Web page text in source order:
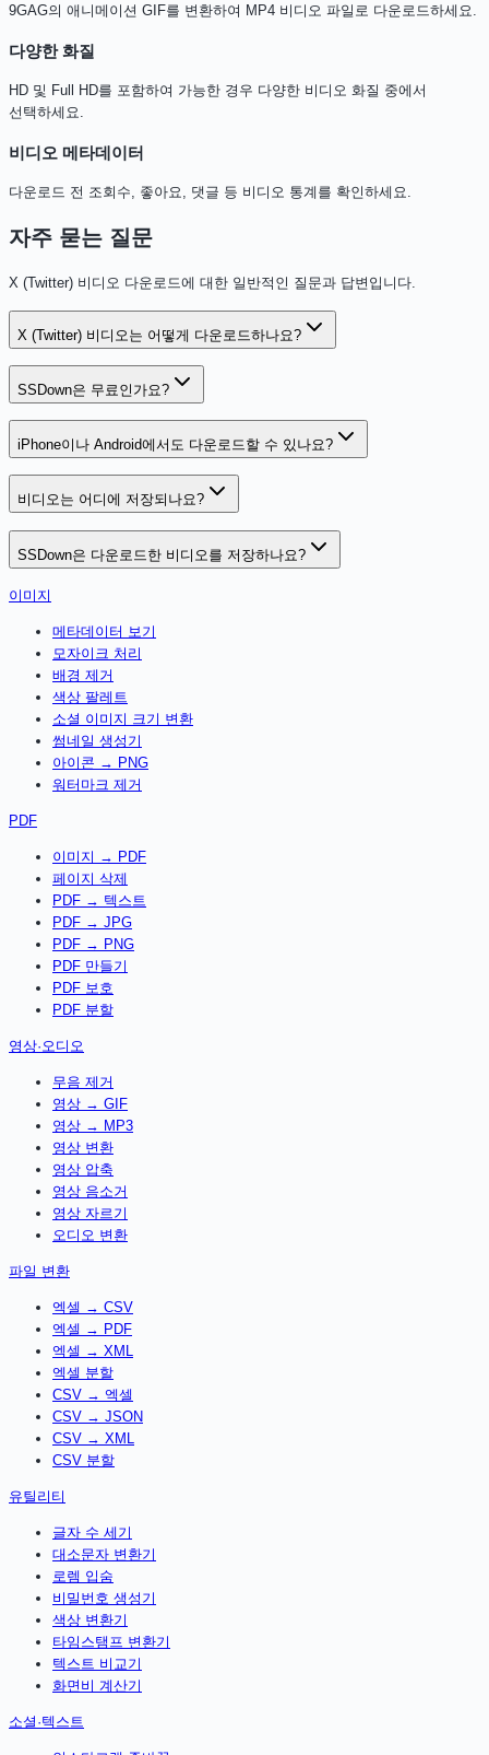
9GAG의 애니메이션 GIF를 변환하여 MP4 비디오 파일로 다운로드하세요.
다양한 화질
HD 및 Full HD를 포함하여 가능한 경우 다양한 비디오 화질 중에서
선택하세요.
비디오 메타데이터
다운로드 전 조회수, 좋아요, 댓글 등 비디오 통계를 확인하세요.
자주 묻는 질문
X (Twitter) 비디오 다운로드에 대한 일반적인 질문과 답변입니다.
X (Twitter) 비디오는 어떻게 다운로드하나요?
SSDown은 무료인가요?
iPhone이나 Android에서도 다운로드할 수 있나요?
비디오는 어디에 저장되나요?
SSDown은 다운로드한 비디오를 저장하나요?
이미지
메타데이터 보기
모자이크 처리
배경 제거
색상 팔레트
소셜 이미지 크기 변환
썸네일 생성기
아이콘 → PNG
워터마크 제거
PDF
이미지 → PDF
페이지 삭제
PDF → 텍스트
PDF → JPG
PDF → PNG
PDF 만들기
PDF 보호
PDF 분할
영상·오디오
무음 제거
영상 → GIF
영상 → MP3
영상 변환
영상 압축
영상 음소거
영상 자르기
오디오 변환
파일 변환
엑셀 → CSV
엑셀 → PDF
엑셀 → XML
엑셀 분할
CSV → 엑셀
CSV → JSON
CSV → XML
CSV 분할
유틸리티
글자 수 세기
대소문자 변환기
로렘 입숨
비밀번호 생성기
색상 변환기
타임스탬프 변환기
텍스트 비교기
화면비 계산기
소셜·텍스트